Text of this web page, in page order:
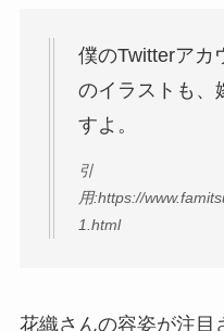
僕のTwitterアカ
のイラストも、
すよ。
引
用:https://
1.html
花織さんの容姿が注目